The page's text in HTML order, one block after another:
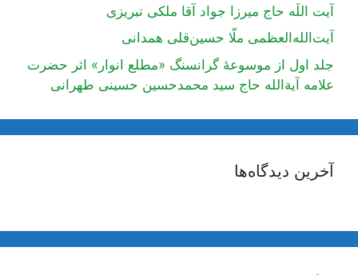
آیت اللَه حاج میرزا جواد آقا ملکی تبریزی
آیت‌الله‌العظمی ملّا حسین‌قلی همدانی
جلد اول از موسوعۀ گرانسنگ «مطلع انوار» اثر حضرت
علامه آیة‌الله حاج سید محمدحسین حسینی طهرانی
آخرین دیدگاه‌ها